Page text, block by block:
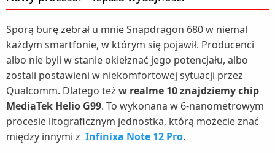
Sporą burę zebrał u mnie Snapdragon 680 w niemal
każdym smartfonie, w którym się pojawił. Producenci
albo nie byli w stanie okiełznać jego potencjału, albo
zostali postawieni w niekomfortowej sytuacji przez
Qualcomm. Dlatego też w realme 10 znajdziemy chip
MediaTek Helio G99. To wykonana w 6-nanometrowym
procesie litograficznym jednostka, którą możecie znać
między innymi z Infinixa Note 12 Pro.